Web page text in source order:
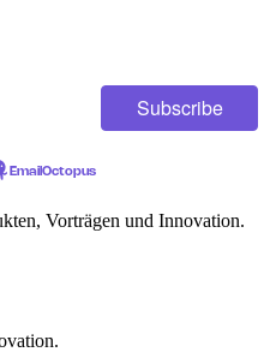
EmailOctopus
Vorträgen und Innovation.